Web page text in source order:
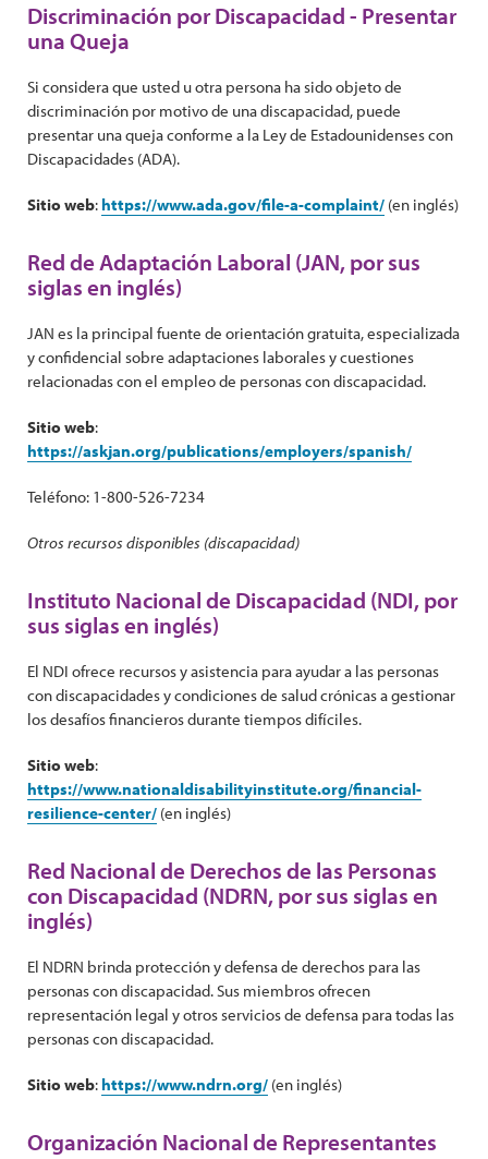
Discriminación por Discapacidad - Presentar
una Queja
Si considera que usted u otra persona ha sido objeto de
discriminación por motivo de una discapacidad, puede
presentar una queja conforme a la Ley de Estadounidenses con
Discapacidades (ADA).
Sitio web: https://www.ada.gov/file-a-complaint/ (en inglés)
Red de Adaptación Laboral (JAN, por sus
siglas en inglés)
JAN es la principal fuente de orientación gratuita, especializada
y confidencial sobre adaptaciones laborales y cuestiones
relacionadas con el empleo de personas con discapacidad.
Sitio web:
https://askjan.org/publications/employers/spanish/
Teléfono: 1-800-526-7234
Otros recursos disponibles (discapacidad)
Instituto Nacional de Discapacidad (NDI, por
sus siglas en inglés)
El NDI ofrece recursos y asistencia para ayudar a las personas
con discapacidades y condiciones de salud crónicas a gestionar
los desafíos financieros durante tiempos difíciles.
Sitio web:
https://www.nationaldisabilityinstitute.org/financial-
resilience-center/ (en inglés)
Red Nacional de Derechos de las Personas
con Discapacidad (NDRN, por sus siglas en
inglés)
El NDRN brinda protección y defensa de derechos para las
personas con discapacidad. Sus miembros ofrecen
representación legal y otros servicios de defensa para todas las
personas con discapacidad.
Sitio web: https://www.ndrn.org/ (en inglés)
Organización Nacional de Representantes